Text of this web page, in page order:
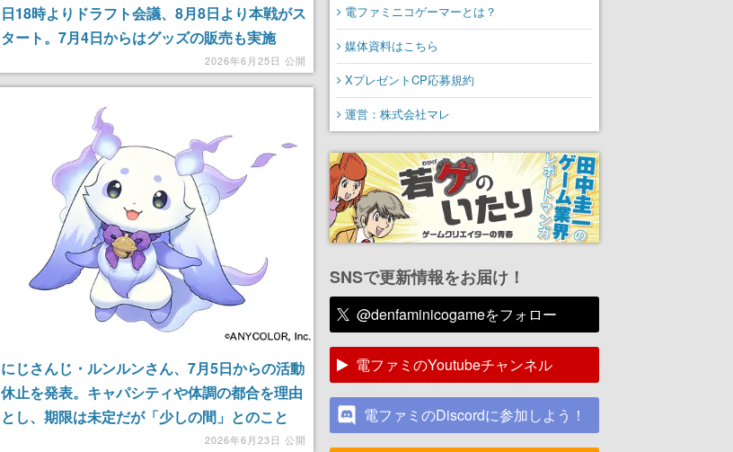
日18時よりドラフト会議、8月8日より本戦がス
タート。7月4日からはグッズの販売も実施
2026年6月25日 公開
にじさんじ・ルンルンさん、7月5日からの活動
休止を発表。キャパシティや体調の都合を理由
とし、期限は未定だが「少しの間」とのこと
2026年6月23日 公開
電ファミニコゲーマーとは？
媒体資料はこちら
XプレゼントCP応募規約
運営：株式会社マレ
SNSで更新情報をお届け！
@denfaminicogameをフォロー
電ファミのYoutubeチャンネル
電ファミのDiscordに参加しよう！